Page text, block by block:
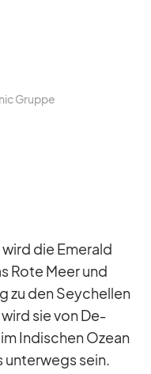
Gruppe
die Emer­ald
Rote Meer und
zu den Sey­chel­len
sie von De­
In­di­schen Ozean
un­ter­wegs sein.